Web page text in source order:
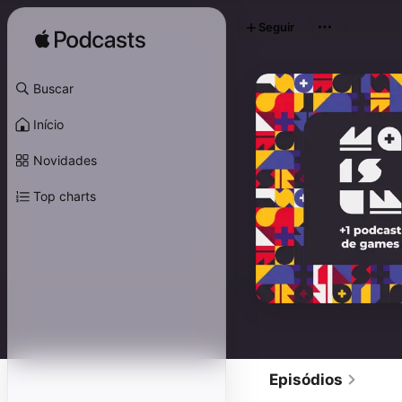
Buscar
Início
Novidades
Top charts
Seguir
Episódios